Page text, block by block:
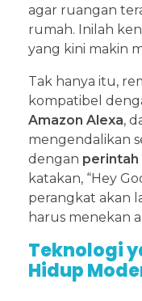
agar ruangan
rumah. Inilah
yang kini makin
Tak hanya itu,
kompatibel
Amazon Alexa,
mengendalikan
dengan perintah
katakan, “Hey
perangkat akan
harus menekan
Teknologi
Hidup